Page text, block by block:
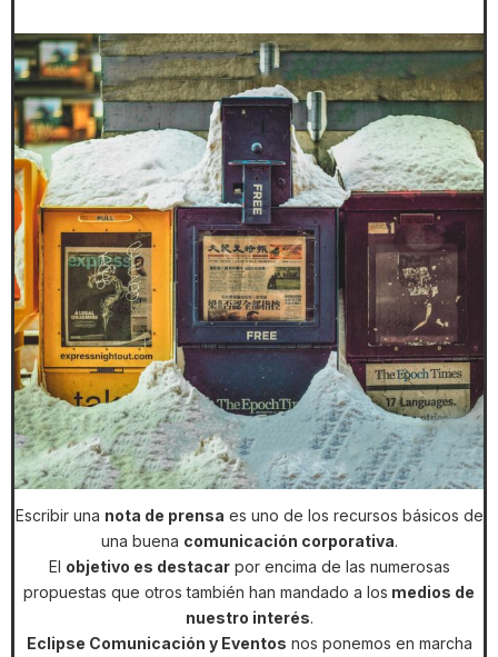
Escribir una nota de prensa es uno de los recursos básicos de
una buena comunicación corporativa.
El objetivo es destacarpor encima de las numerosas
propuestas que otros también han mandado a los medios de
nuestro interés.
Eclipse Comunicación y Eventos nos ponemos en marcha